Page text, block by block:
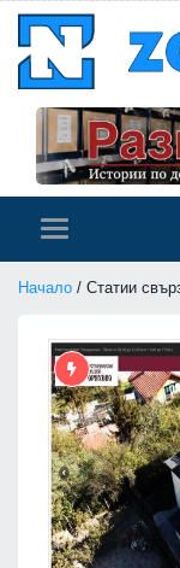
Начало / Статии